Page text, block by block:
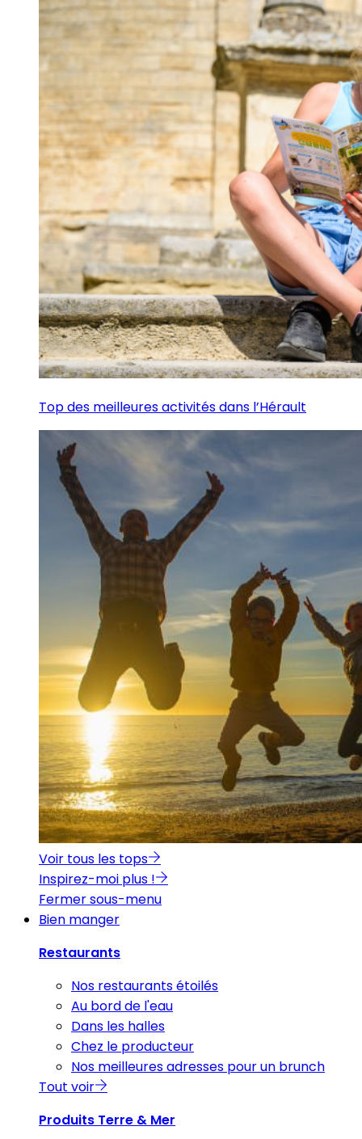
Top des meilleures activités dans l’Hérault
Voir tous les tops
Inspirez-moi plus !
Fermer sous-menu
Bien manger
Restaurants
Nos restaurants étoilés
Au bord de l'eau
Dans les halles
Chez le producteur
Nos meilleures adresses pour un brunch
Tout voir
Produits Terre & Mer